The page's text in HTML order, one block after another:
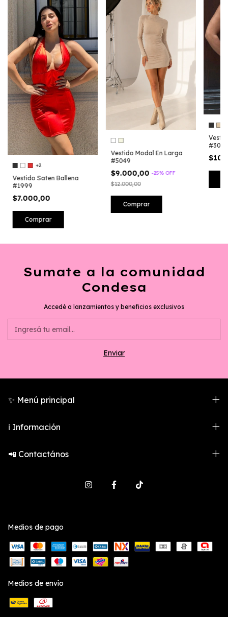
+2
Vestido Saten Ballena
#1999
$7.000,00
Comprar
Vestido Modal En Larga
#5049
$9.000,00-25% OFF
$12.000,00
Comprar
#3028
Sumate a la comunidad
Condesa
Accedé a lanzamientos y beneficios exclusivos
✨ Menú principal
ℹ️ Información
📲 Contactános
Medios de pago
Medios de envío